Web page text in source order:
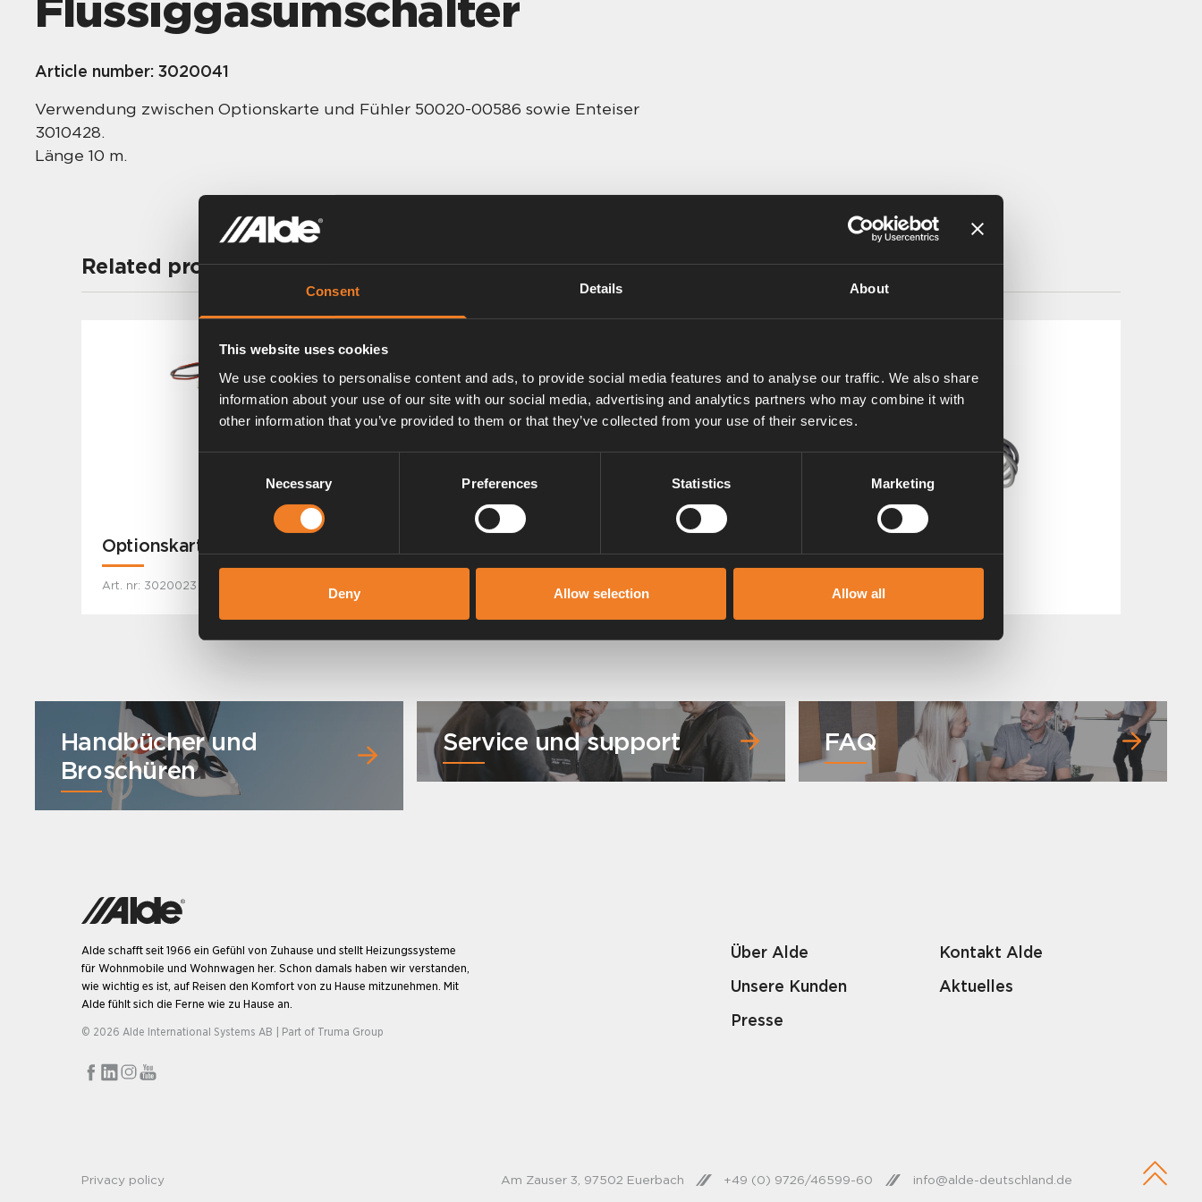
Consent Details About
This website uses cookies
We use cookies to personalise content and ads, to provide social media features and to analyse our traffic. We also share
information about your use of our site with our social media, advertising and analytics partners who may combine it with
other information that you’ve provided to them or that they’ve collected from your use of their services.
Necessary Preferences Statistics Marketing
Deny Allow selection Allow all
Article number: 3020041
Verwendung zwischen Optionskarte und Fühler 50020-00586 sowie Enteiser
3010428.
Länge 10 m.
Related products
Optionskarte
Art. nr: 3020023
Handbücher und
Broschüren
Service und support FAQ
Alde schafft seit 1966 ein Gefühl von Zuhause und stellt Heizungssysteme
für Wohnmobile und Wohnwagen her. Schon damals haben wir verstanden,
wie wichtig es ist, auf Reisen den Komfort von zu Hause mitzunehmen. Mit
Alde fühlt sich die Ferne wie zu Hause an.
© 2026 Alde International Systems AB | Part of Truma Group
Über Alde
Unsere Kunden
Presse
Kontakt Alde
Aktuelles
Privacy policy Am Zauser 3, 97502 Euerbach +49 (0) 9726/46599-60 info@alde-deutschland.de